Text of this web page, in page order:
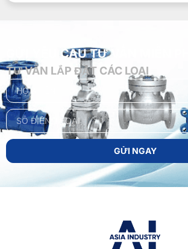
GỬI YÊU CẦU TƯ VẤN MIỄN PHÍ
TƯ VẤN LẮP ĐẶT CÁC LOẠI
GỬI NGAY